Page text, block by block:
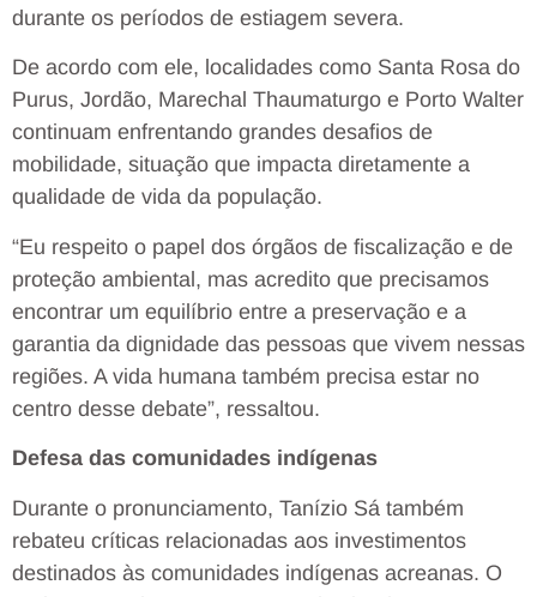
durante os períodos de estiagem severa.
De acordo com ele, localidades como Santa Rosa do
Purus, Jordão, Marechal Thaumaturgo e Porto Walter
continuam enfrentando grandes desafios de
mobilidade, situação que impacta diretamente a
qualidade de vida da população.
“Eu respeito o papel dos órgãos de fiscalização e de
proteção ambiental, mas acredito que precisamos
encontrar um equilíbrio entre a preservação e a
garantia da dignidade das pessoas que vivem nessas
regiões. A vida humana também precisa estar no
centro desse debate”, ressaltou.
Defesa das comunidades indígenas
Durante o pronunciamento, Tanízio Sá também
rebateu críticas relacionadas aos investimentos
destinados às comunidades indígenas acreanas. O